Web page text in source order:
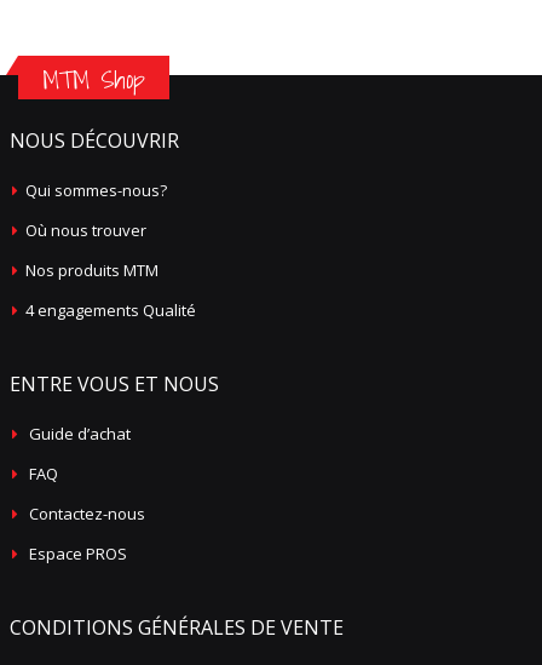
MTM Shop
NOUS DÉCOUVRIR
Qui sommes-nous?
Où nous trouver
Nos produits MTM
4 engagements Qualité
ENTRE VOUS ET NOUS
Guide d’achat
FAQ
Contactez-nous
Espace PROS
CONDITIONS GÉNÉRALES DE VENTE